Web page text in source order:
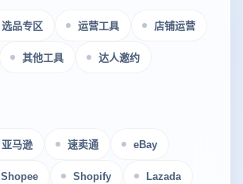
选品专区 运营工具 店铺运营
其他工具 达人邀约
亚马逊 速卖通 eBay
Shopee Shopify Lazada